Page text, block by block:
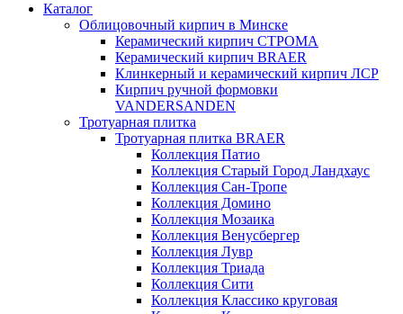
Каталог
Облицовочный кирпич в Минске
Керамический кирпич СТРОМА
Керамический кирпич BRAER
Клинкерный и керамический кирпич ЛСР
Кирпич ручной формовки
VANDERSANDEN
Тротуарная плитка
Тротуарная плитка BRAER
Коллекция Патио
Коллекция Старый Город Ландхаус
Коллекция Сан-Тропе
Коллекция Домино
Коллекция Мозаика
Коллекция Венусбергер
Коллекция Лувр
Коллекция Триада
Коллекция Сити
Коллекция Классико круговая